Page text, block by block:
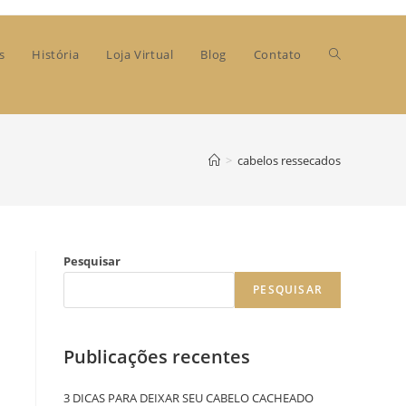
História Loja Virtual Blog Contato
> cabelos ressecados
Pesquisar
PESQUISAR
Publicações recentes
3 DICAS PARA DEIXAR SEU CABELO CACHEADO